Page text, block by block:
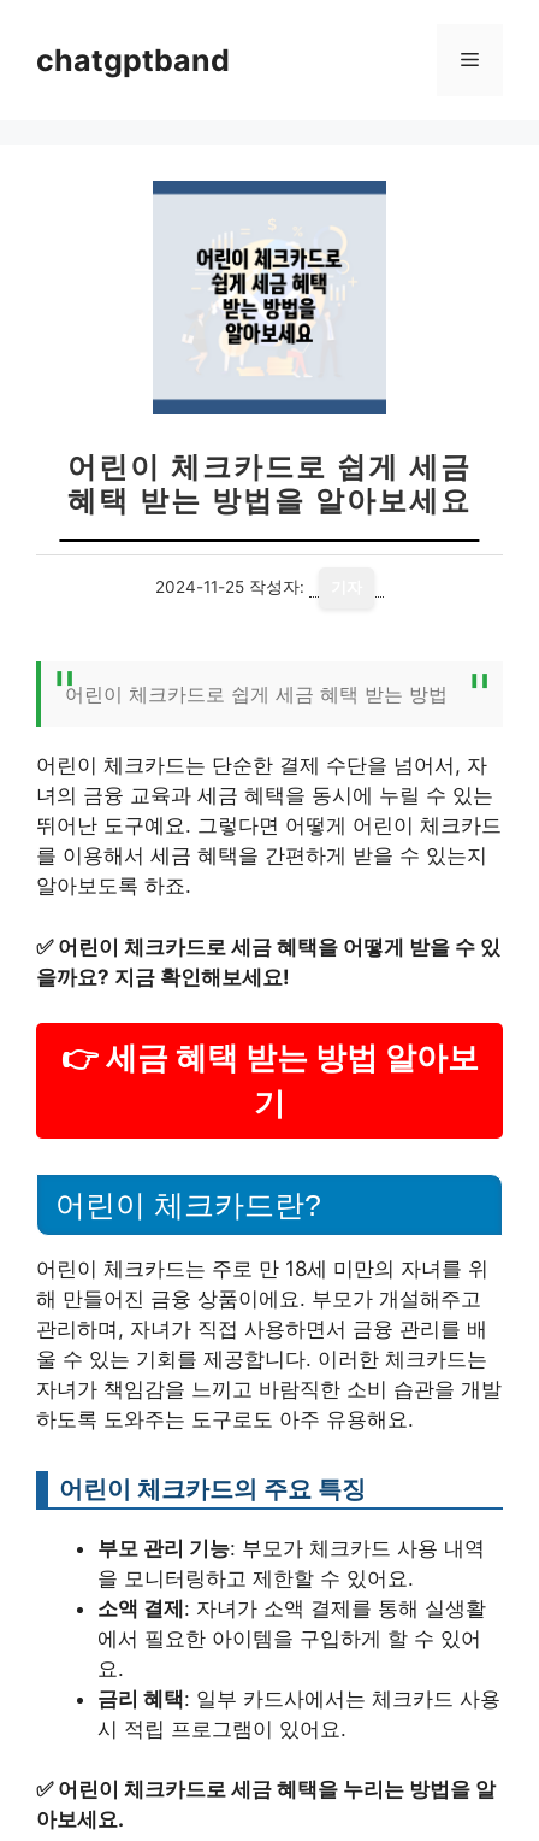
chatgptband 메
어린이 체크카드로 쉽게 세금
혜택 받는 방법을 알아보세요
2024-11-25 작성자:
어린이 체크카드로 쉽게 세금 혜택 받는 방법
어린이 체크카드는 단순한 결제 수단을 넘어서, 자
녀의 금융 교육과 세금 혜택을 동시에 누릴 수 있는
뛰어난 도구예요. 그렇다면 어떻게 어린이 체크카드
를 이용해서 세금 혜택을 간편하게 받을 수 있는지
알아보도록 하죠.
✅ 어린이 체크카드로 세금 혜택을 어떻게 받을 수 있
을까요? 지금 확인해보세요!
👉 세금 혜택 받는 방법 알아보
기
어린이 체크카드란?
어린이 체크카드는 주로 만 18세 미만의 자녀를 위
해 만들어진 금융 상품이에요. 부모가 개설해주고
관리하며, 자녀가 직접 사용하면서 금융 관리를 배
울 수 있는 기회를 제공합니다. 이러한 체크카드는
자녀가 책임감을 느끼고 바람직한 소비 습관을 개발
하도록 도와주는 도구로도 아주 유용해요.
어린이 체크카드의 주요 특징
부모 관리 기능: 부모가 체크카드 사용 내역
을 모니터링하고 제한할 수 있어요.
소액 결제: 자녀가 소액 결제를 통해 실생활
에서 필요한 아이템을 구입하게 할 수 있어
요.
금리 혜택: 일부 카드사에서는 체크카드 사용
시 적립 프로그램이 있어요.
✅ 어린이 체크카드로 세금 혜택을 누리는 방법을 알
아보세요.